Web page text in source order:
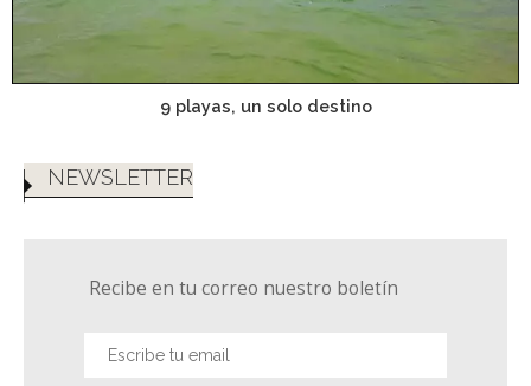
9 playas, un solo destino
NEWSLETTER
Recibe en tu correo nuestro boletín